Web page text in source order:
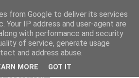
from Google to deliver its services
Your IP address and user-agent are
with performance and security
of service, generate usage
and address abuse.
MORE GOT IT